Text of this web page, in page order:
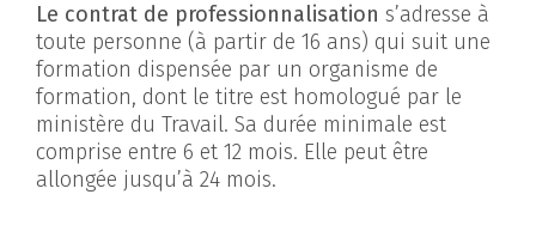
Le contrat de professionnalisation s’adresse à
toute personne (à partir de 16 ans) qui suit une
formation dispensée par un organisme de
formation, dont le titre est homologué par le
ministère du Travail. Sa durée minimale est
comprise entre 6 et 12 mois. Elle peut être
allongée jusqu’à 24 mois.